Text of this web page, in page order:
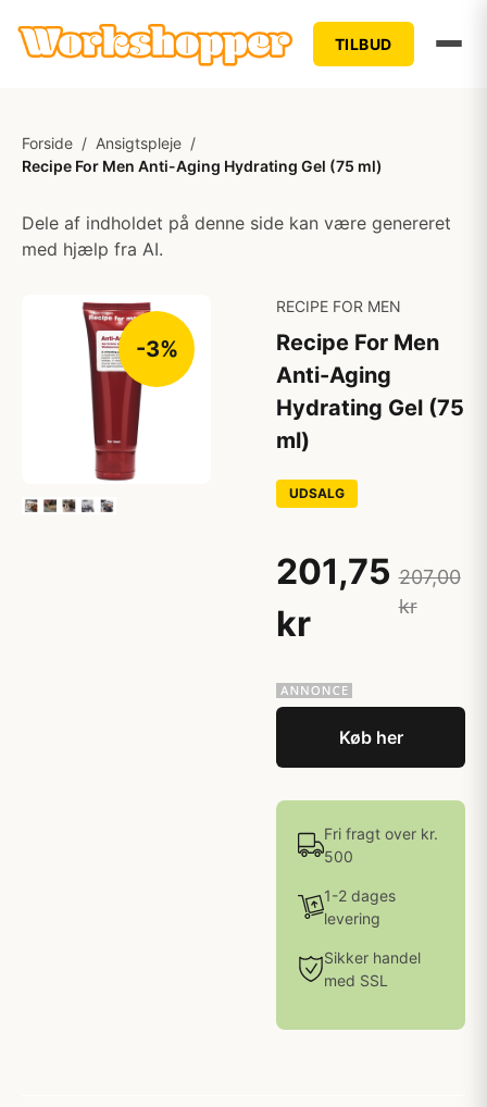
TILBUD
Forside / Ansigtspleje /
Recipe For Men Anti-Aging Hydrating Gel (75 ml)
Dele af indholdet på denne side kan være genereret
med hjælp fra AI.
-3%
RECIPE FOR MEN
Recipe For Men
Anti-Aging
Hydrating Gel (75
ml)
UDSALG
201,75
kr
207,00
kr
Køb her
Fri fragt over kr.
500
1-2 dages
levering
Sikker handel
med SSL